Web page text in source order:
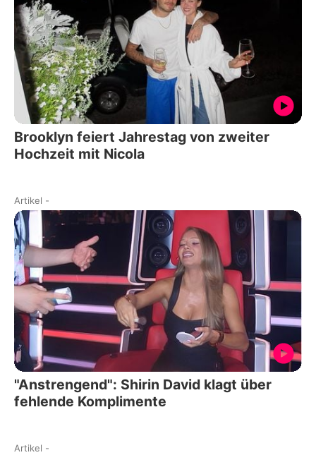
Brooklyn feiert Jahrestag von zweiter
Hochzeit mit Nicola
Artikel -
"Anstrengend": Shirin David klagt über
fehlende Komplimente
Artikel -